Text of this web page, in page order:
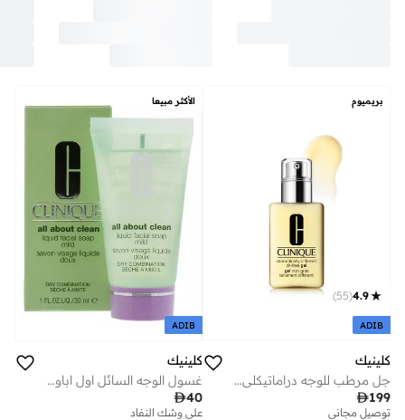
بريميوم
4.9
(
55
)
ADIB
كلينيك
جل مرطب للوجه دراماتيكلي ديفرنت 125 مل
199
توصيل مجاني
الأكثر مبيعا
ADIB
كلينيك
غسول الوجه السائل اول اباوت كلين - 30 مل
40
على وشك النفاد